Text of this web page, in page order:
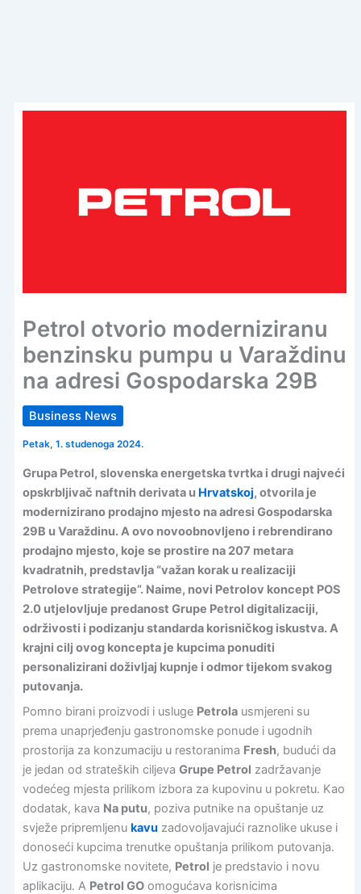
Petrol otvorio moderniziranu
benzinsku pumpu u Varaždinu
na adresi Gospodarska 29B
Business News
Petak, 1. studenoga 2024.
Grupa Petrol, slovenska energetska tvrtka i drugi najveći
opskrbljivač naftnih derivata u Hrvatskoj, otvorila je
modernizirano prodajno mjesto na adresi Gospodarska
29B u Varaždinu. A ovo novoobnovljeno i rebrendirano
prodajno mjesto, koje se prostire na 207 metara
kvadratnih, predstavlja “važan korak u realizaciji
Petrolove strategije”. Naime, novi Petrolov koncept POS
2.0 utjelovljuje predanost Grupe Petrol digitalizaciji,
održivosti i podizanju standarda korisničkog iskustva. A
krajni cilj ovog koncepta je kupcima ponuditi
personalizirani doživljaj kupnje i odmor tijekom svakog
putovanja.
Pomno birani proizvodi i usluge Petrolausmjereni su
prema unaprjeđenju gastronomske ponude i ugodnih
prostorija za konzumaciju u restoranima Fresh, budući da
je jedan od strateških ciljeva Grupe Petrol zadržavanje
vodećeg mjesta prilikom izbora za kupovinu u pokretu. Kao
dodatak, kava Na putu, poziva putnike na opuštanje uz
svježe pripremljenu kavuzadovoljavajući raznolike ukuse i
donoseći kupcima trenutke opuštanja prilikom putovanja.
Uz gastronomske novitete, Petrol je predstavio i novu
aplikaciju. A Petrol GOomogućava korisnicima